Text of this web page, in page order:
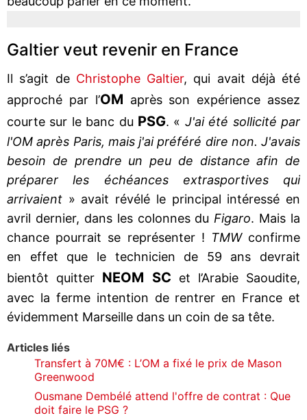
Galtier veut revenir en France
Il s’agit de Christophe Galtier, qui avait déjà été
approché par l’OM après son expérience assez
courte sur le banc du PSG. « J'ai été sollicité par
l'OM après Paris, mais j'ai préféré dire non. J'avais
besoin de prendre un peu de distance afin de
préparer les échéances extrasportives qui
arrivaient » avait révélé le principal intéressé en
avril dernier, dans les colonnes du Figaro. Mais la
chance pourrait se représenter ! TMW confirme
en effet que le technicien de 59 ans devrait
bientôt quitter NEOM SC et l’Arabie Saoudite,
avec la ferme intention de rentrer en France et
évidemment Marseille dans un coin de sa tête.
Articles liés
Transfert à 70M€ : L’OM a fixé le prix de Mason
Greenwood
Ousmane Dembélé attend l'offre de contrat : Que
doit faire le PSG ?